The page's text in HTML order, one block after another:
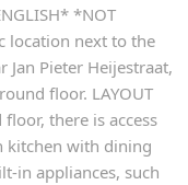
*NOT
location next to the
Pieter Heijestraat,
floor. LAYOUT
there is access
kitchen with dining
in appliances, such